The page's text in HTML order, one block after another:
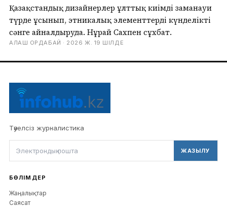
Қазақстандық дизайнерлер ұлттық киімді заманауи
түрде ұсынып, этникалық элементтерді күнделікті
сәнге айналдыруда. Нұрай Сахпен сұхбат.
АЛАШ ОРДАБАЙ · 2026 Ж. 19 ШІЛДЕ
Тәуелсіз журналистика
ЖАЗЫЛУ
БӨЛІМДЕР
Жаңалықтар
Саясат